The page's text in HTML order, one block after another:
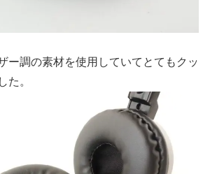
ー調の素材を使用していてとてもクッ
た。